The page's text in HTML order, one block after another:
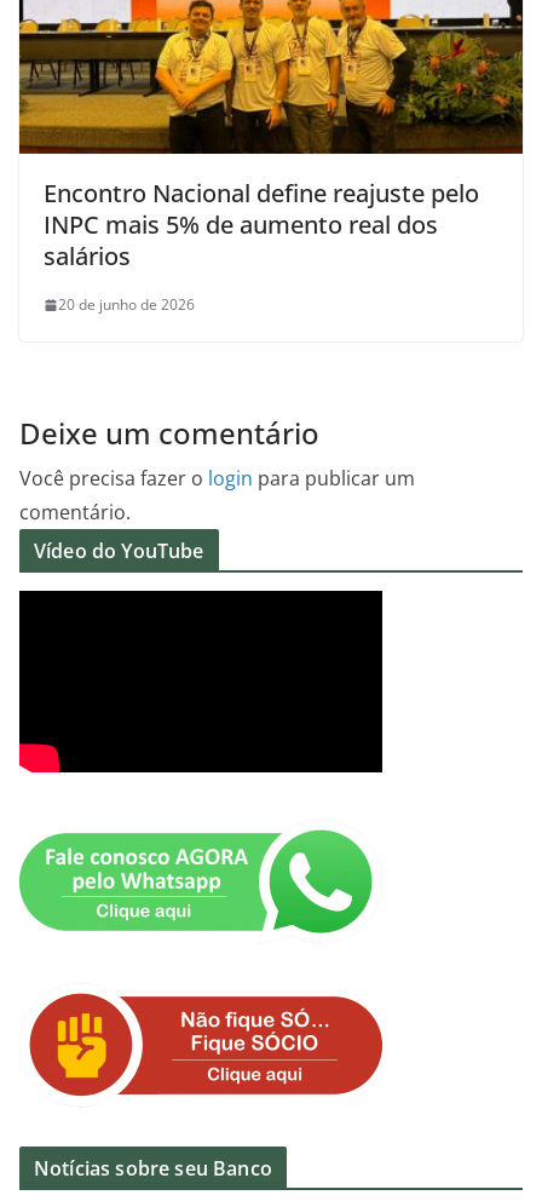
Encontro Nacional define reajuste pelo
INPC mais 5% de aumento real dos
salários
20 de junho de 2026
Deixe um comentário
Você precisa fazer o login para publicar um
comentário.
Vídeo do YouTube
Notícias sobre seu Banco